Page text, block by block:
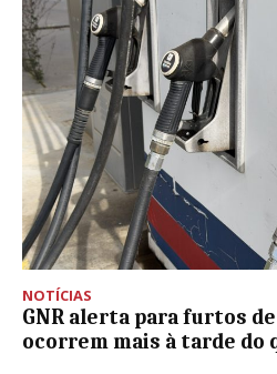
NOTÍCIAS
GNR alerta para furtos
ocorrem mais à tarde do